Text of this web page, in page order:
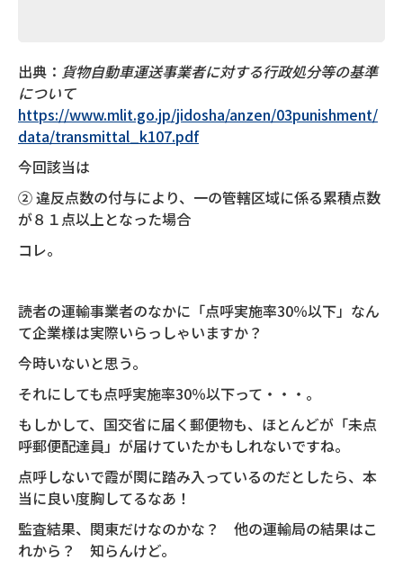
出典： 貨物自動車運送事業者に対する行政処分等の基準
について
https://www.mlit.go.jp/jidosha/anzen/03punishment/
data/transmittal_k107.pdf
今回該当は
② 違反点数の付与により、一の管轄区域に係る累積点数
が８１点以上となった場合
コレ。
読者の運輸事業者のなかに「点呼実施率30％以下」なん
て企業様は実際いらっしゃいますか？
今時いないと思う。
それにしても点呼実施率30％以下って・・・。
もしかして、国交省に届く郵便物も、ほとんどが「未点
呼郵便配達員」が届けていたかもしれないですね。
点呼しないで霞が関に踏み入っているのだとしたら、本
当に良い度胸してるなあ！
監査結果、関東だけなのかな？ 他の運輸局の結果はこ
れから？ 知らんけど。